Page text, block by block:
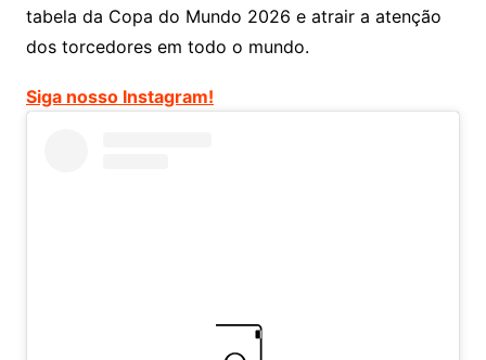
tabela da Copa do Mundo 2026 e atrair a atenção
dos torcedores em todo o mundo.
Siga nosso Instagram!